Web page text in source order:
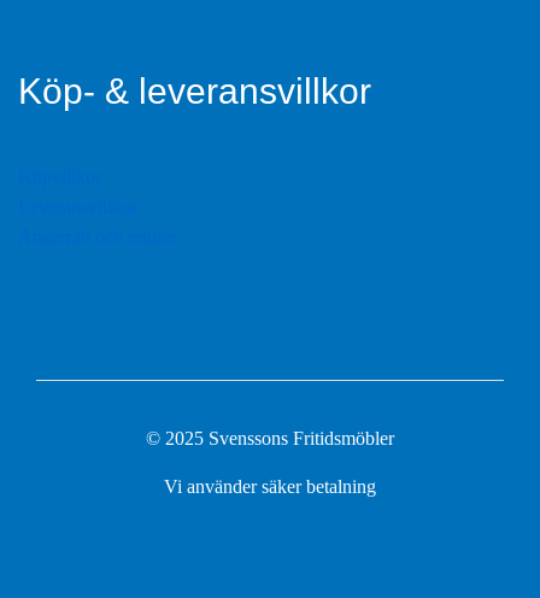
Köp- & leveransvillkor
© 2025 Svenssons Fritidsmöbler
Vi använder säker betalning